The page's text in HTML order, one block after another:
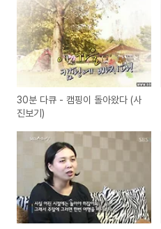
30분 다큐 - 캠핑이 돌아왔다 (사
진보기)